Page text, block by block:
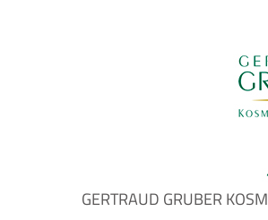
GERTRAUD GRUBER